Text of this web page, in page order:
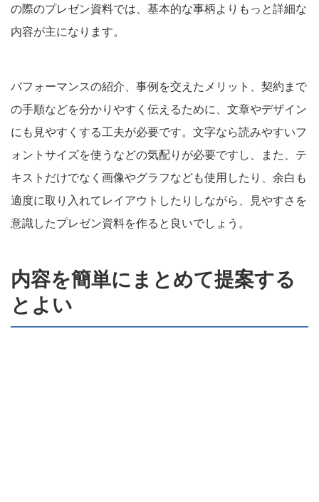
の際のプレゼン資料では、基本的な事柄よりもっと詳細な
内容が主になります。
パフォーマンスの紹介、事例を交えたメリット、契約まで
の手順などを分かりやすく伝えるために、文章やデザイン
にも見やすくする工夫が必要です。文字なら読みやすいフ
ォントサイズを使うなどの気配りが必要ですし、また、テ
キストだけでなく画像やグラフなども使用したり、余白も
適度に取り入れてレイアウトしたりしながら、見やすさを
意識したプレゼン資料を作ると良いでしょう。
内容を簡単にまとめて提案する
とよい